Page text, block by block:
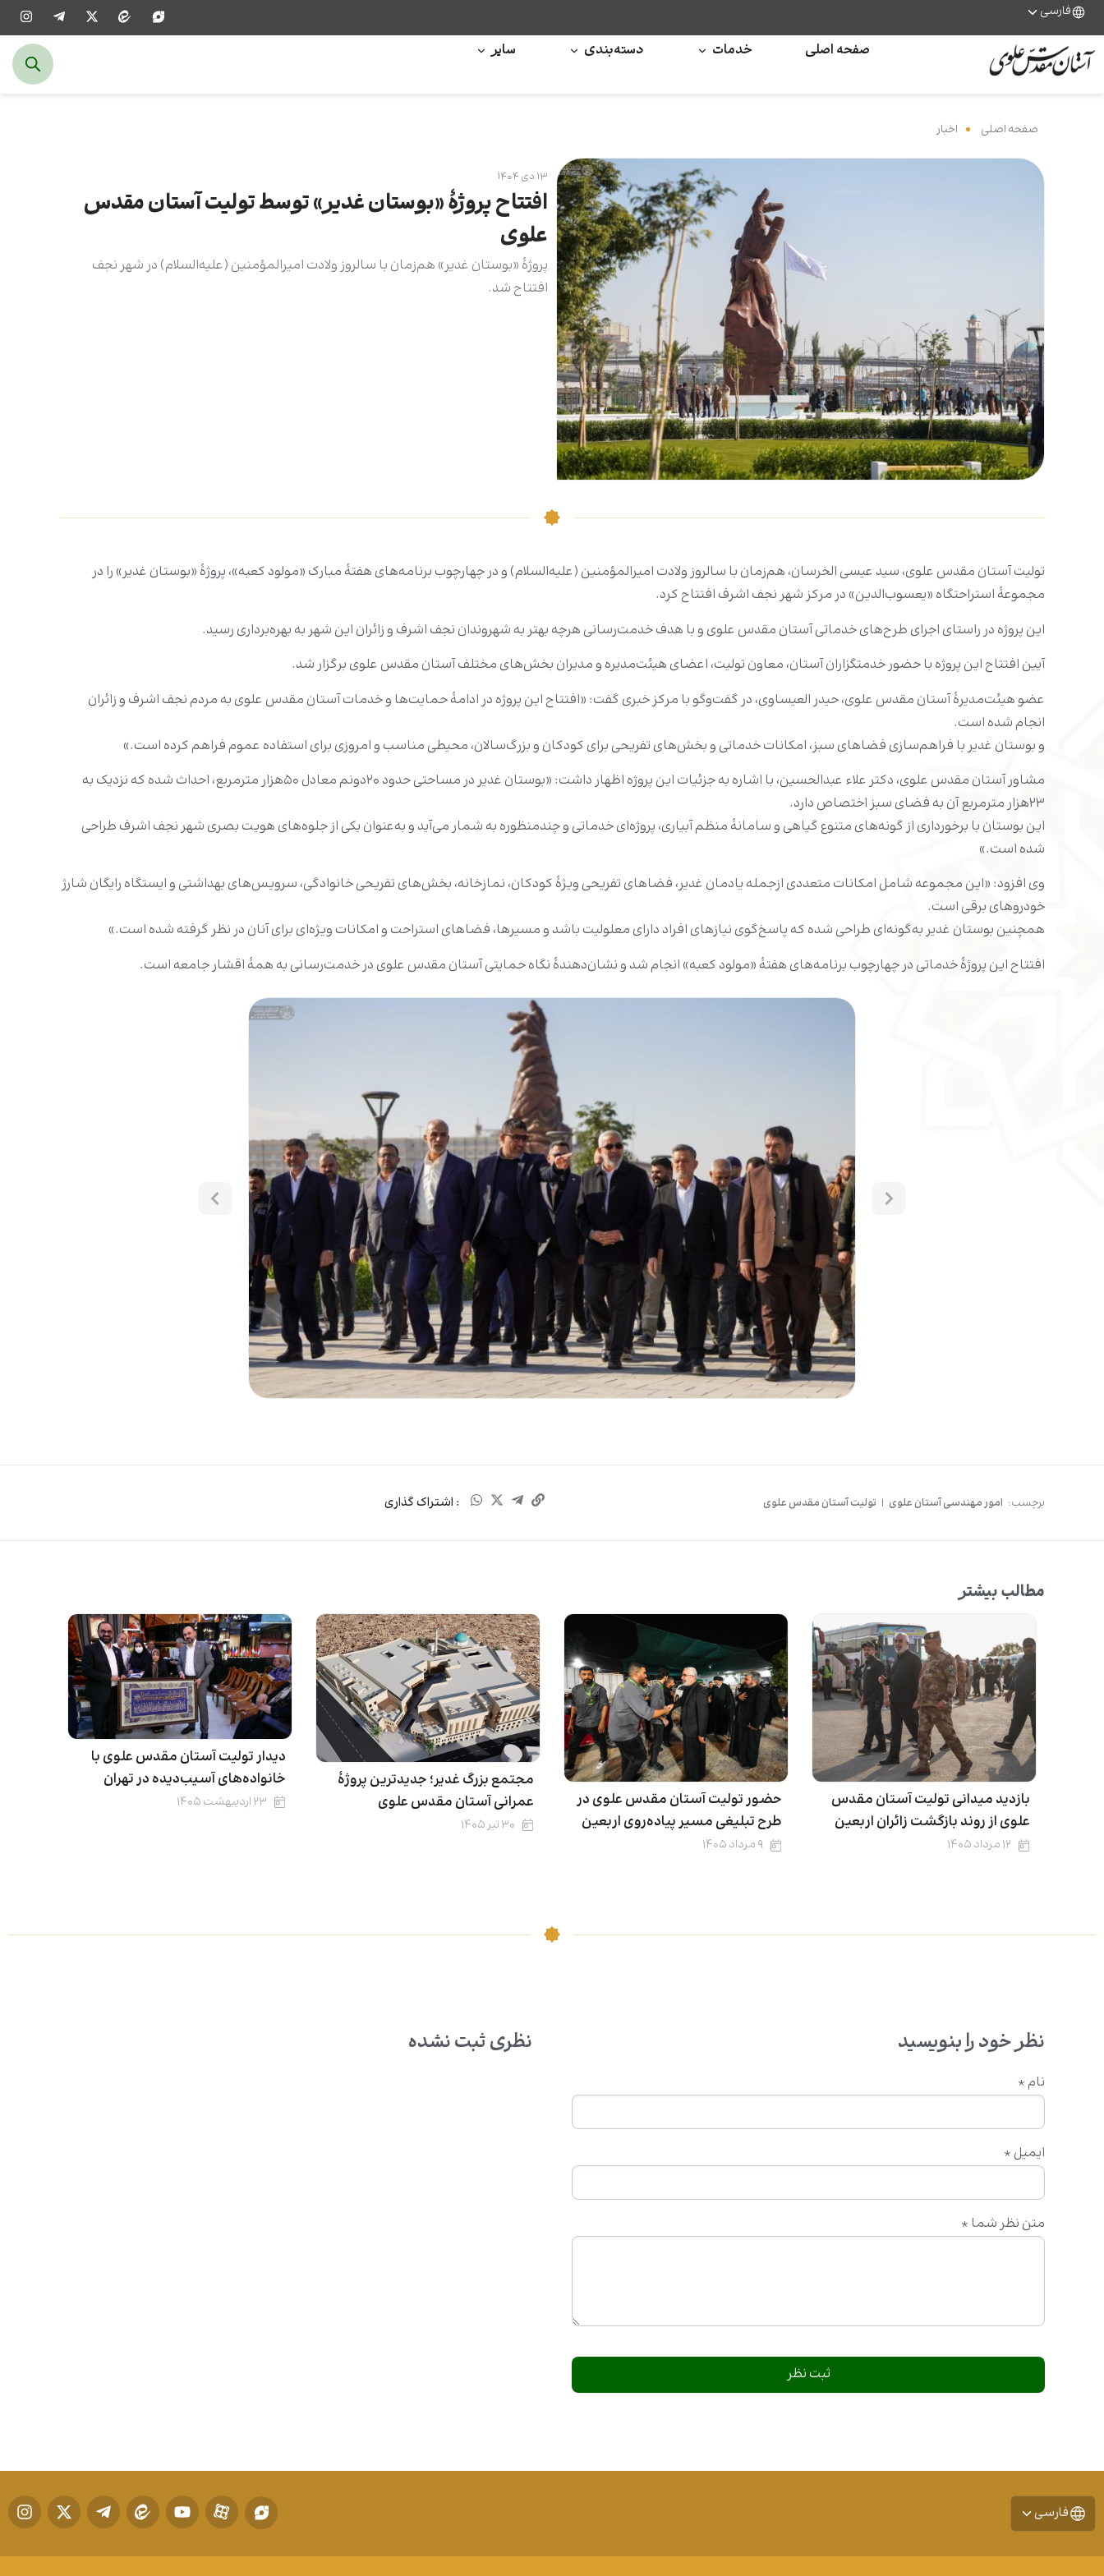
فارسی
صفحه اصلی خدمات دسته‌بندی سایر
صفحه اصلی اخبار
۱۳ دی ۱۴۰۴
افتتاح پروژۀ «بوستان غدیر» توسط تولیت آستان مقدس
علوی
پروژۀ «بوستان غدیر» هم‌زمان با سالروز ولادت امیرالمؤمنین (علیه‌السلام) در شهر نجف
افتتاح شد.
تولیت آستان مقدس علوی، سید عیسی الخرسان، هم‌زمان با سالروز ولادت امیرالمؤمنین (علیه‌السلام) و در چهارچوب برنامه‌های هفتۀ مبارک «مولود کعبه»، پروژۀ «بوستان غدیر» را در
مجموعۀ استراحتگاه «یعسوب‌الدین» در مرکز شهر نجف اشرف افتتاح کرد.
این پروژه در راستای اجرای طرح‌های خدماتی آستان مقدس علوی و با هدف خدمت‌رسانی هرچه بهتر به شهروندان نجف اشرف و زائران این شهر به بهره‌برداری رسید.
آیین افتتاح این پروژه با حضور خدمتگزاران آستان، معاون تولیت، اعضای هیئت‌مدیره و مدیران بخش‌های مختلف آستان مقدس علوی برگزار شد.
عضو هیئت‌مدیرۀ آستان مقدس علوی، حیدر العیساوی، در گفت‌وگو با مرکز خبری گفت: «افتتاح این پروژه در ادامۀ حمایت‌ها و خدمات آستان مقدس علوی به مردم نجف اشرف و زائران
انجام شده است.
و بوستان غدیر با فراهم‌سازی فضاهای سبز، امکانات خدماتی و بخش‌های تفریحی برای کودکان و بزرگ‌سالان، محیطی مناسب و امروزی برای استفاده عموم فراهم کرده است.»
مشاور آستان مقدس علوی، دکتر علاء عبدالحسین، با اشاره به جزئیات این پروژه اظهار داشت: «بوستان غدیر در مساحتی حدود ۲۰دونم معادل ۵۰هزار مترمربع، احداث شده که نزدیک به
۲۳هزار مترمربع آن به فضای سبز اختصاص دارد.
این بوستان با برخورداری از گونه‌های متنوع گیاهی و سامانۀ منظم آبیاری، پروژه‌ای خدماتی و چندمنظوره به شمار می‌آید و به‌عنوان یکی از جلوه‌های هویت بصری شهر نجف اشرف طراحی
شده است.»
وی افزود: «این مجموعه شامل امکانات متعددی ازجمله یادمان غدیر، فضاهای تفریحی ویژۀ کودکان، نمازخانه، بخش‌های تفریحی خانوادگی، سرویس‌های بهداشتی و ایستگاه رایگان شارژ
خودروهای برقی است.
همچنین بوستان غدیر به‌گونه‌ای طراحی شده که پاسخ‌گوی نیازهای افراد دارای معلولیت باشد و مسیرها، فضاهای استراحت و امکانات ویژه‌ای برای آنان در نظر گرفته شده است.»
افتتاح این پروژۀ خدماتی در چهارچوب برنامه‌های هفتۀ «مولود کعبه» انجام شد و نشان‌دهندۀ نگاه حمایتی آستان مقدس علوی در خدمت‌رسانی به همۀ اقشار جامعه است.
برچسب: امور مهندسی آستان علوی | تولیت آستان مقدس علوی : اشتراک گذاری
مطالب بیشتر
بازدید میدانی تولیت آستان مقدس
علوی از روند بازگشت زائران اربعین
۱۲ مرداد ۱۴۰۵
حضور تولیت آستان مقدس علوی در
طرح تبلیغی مسیر پیاده‌روی اربعین
۹ مرداد ۱۴۰۵
مجتمع بزرگ غدیر؛ جدیدترین پروژهٔ
عمرانی آستان مقدس علوی
۳۰ تیر ۱۴۰۵
دیدار تولیت آستان مقدس علوی با
خانواده‌های آسیب‌دیده‌ در تهران
۲۳ اردیبهشت ۱۴۰۵
نظر خود را بنویسید
متن نظر شما *
نام *
ایمیل *
نظری ثبت نشده
فارسی